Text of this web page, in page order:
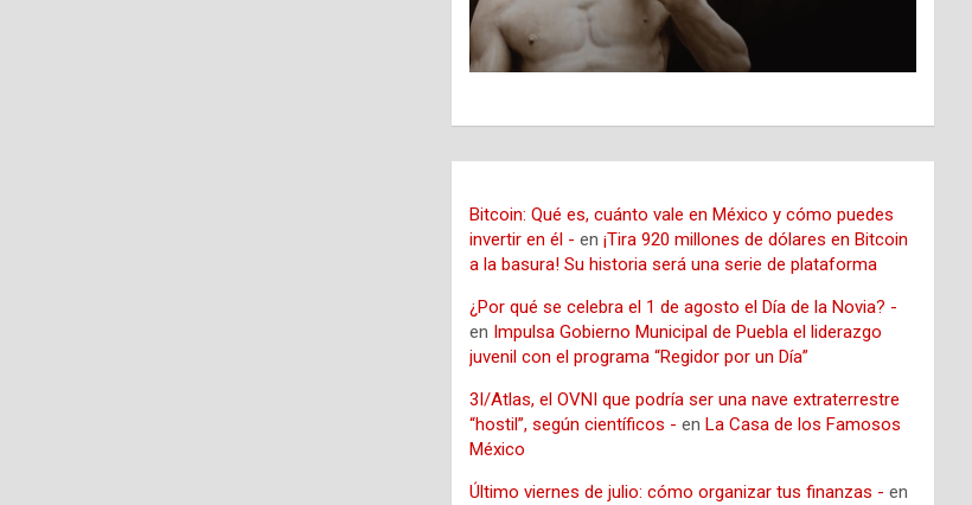
Bitcoin: Qué es, cuánto vale en México y cómo puedes
invertir en él - en¡Tira 920 millones de dólares en Bitcoin
a la basura! Su historia será una serie de plataforma
¿Por qué se celebra el 1 de agosto el Día de la Novia? -
en Impulsa Gobierno Municipal de Puebla el liderazgo
juvenil con el programa “Regidor por un Día”
3I/Atlas, el OVNI que podría ser una nave extraterrestre
“hostil”, según científicos - enLa Casa de los Famosos
México
Último viernes de julio: cómo organizar tus finanzas - en